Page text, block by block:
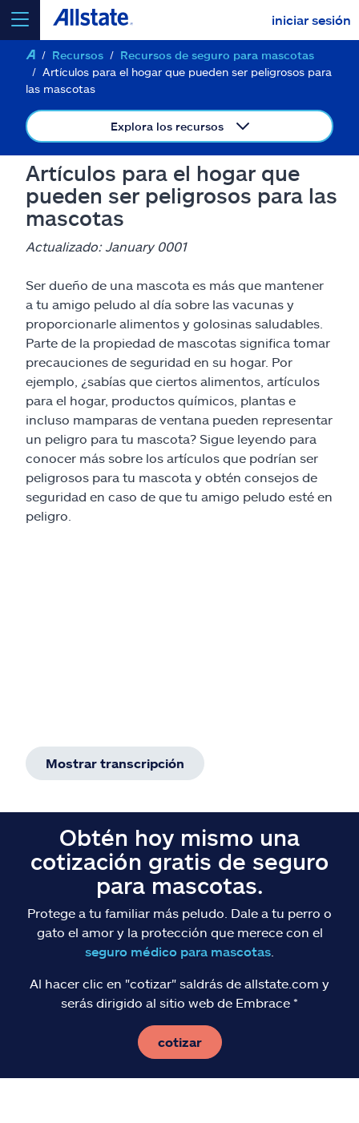
iniciar sesión
seleccionar un producto para cotizar
Select a Product
ir
Reclamos
Asistencia y apoyo
Buscar agente
Explore Allstate
Recursos
Recursos de seguro para mascotas
Artículos para el hogar que pueden ser peligrosos para
las mascotas
Explora los recursos
Artículos para el hogar que
pueden ser peligrosos para las
mascotas
Actualizado: January 0001
Ser dueño de una mascota es más que mantener
a tu amigo peludo al día sobre las vacunas y
proporcionarle alimentos y golosinas saludables.
Parte de la propiedad de mascotas significa tomar
precauciones de seguridad en su hogar. Por
ejemplo, ¿sabías que ciertos alimentos, artículos
para el hogar, productos químicos, plantas e
incluso mamparas de ventana pueden representar
un peligro para tu mascota? Sigue leyendo para
conocer más sobre los artículos que podrían ser
peligrosos para tu mascota y obtén consejos de
seguridad en caso de que tu amigo peludo esté en
peligro.
Mostrar transcripción
Obtén hoy mismo una
cotización gratis de seguro
para mascotas.
Protege a tu familiar más peludo. Dale a tu perro o
gato el amor y la protección que merece con el
seguro médico para mascotas
Al hacer clic en "cotizar" saldrás de allstate.com y
serás dirigido al sitio web de Embrace *
cotizar